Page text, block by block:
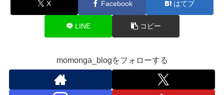
X Facebook はてブ
LINE コピー
momonga_blogをフォローする